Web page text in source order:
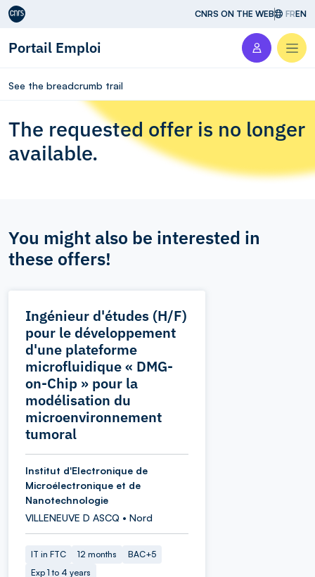
Aller au contenu CNRS ON THE WEB FREN
Portail Emploi
See the breadcrumb trail
The requested offer is no longer
available.
You might also be interested in
these offers!
Ingénieur d'études (H/F)
pour le développement
d'une plateforme
microfluidique « DMG-
on-Chip » pour la
modélisation du
microenvironnement
tumoral
Institut d'Electronique de
Microélectronique et de
Nanotechnologie
VILLENEUVE D ASCQ • Nord
IT in FTC 12 months
BAC+5
Exp 1 to 4 years